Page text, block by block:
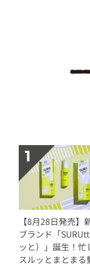
【8月28日発売】
ブランド「
ッと）」誕生！忙
スルッとまとま